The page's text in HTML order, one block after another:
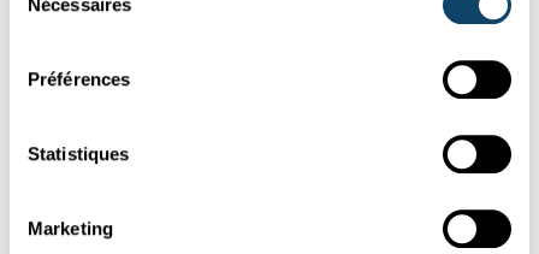
Préférences
Statistiques
Marketing